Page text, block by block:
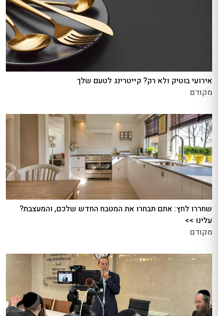
אירועי בוטיק ולא רק? קייטרינג לטעם שלך
מקודם
שחררו לחץ: אתם תבחרו את המטבח החדש שלכם, והמעצבת?
עלינו >>
מקודם